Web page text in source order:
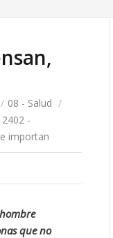
/ 08 - Salud /
2402 -
importan
que no